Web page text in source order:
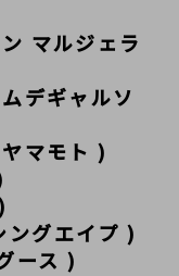
マルジェラ
デギャルソ
マモト )
グエイプ )
ース )